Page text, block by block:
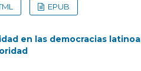
EPUB
en las democracias